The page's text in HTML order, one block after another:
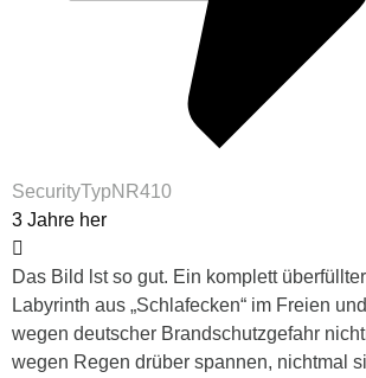
SecurityTypNR410
3 Jahre her
Das Bild lst so gut. Ein komplett
Labyrinth aus „Schlafecken“ im Freien
wegen deutscher Brandschutzgefahr
wegen Regen drüber spannen, nichtmal